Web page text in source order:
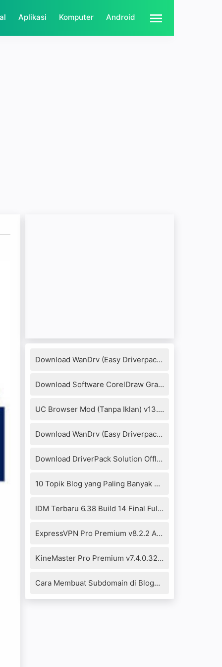
Aplikasi Komputer Android
Download WanDrv (Easy Driverpack) 7.17.1218.3 Full Version
Download Software CorelDraw Graphics Suite X8 + Keygen
UC Browser Mod (Tanpa Iklan) v13.4.0.1306 Apk
Download WanDrv (Easy Driverpack) 6.6.2016.0114
Download DriverPack Solution Offline 17.10.14-20104 Full Version
10 Topik Blog yang Paling Banyak Dikunjungi 2021
IDM Terbaru 6.38 Build 14 Final Full Crack+Patch Fixed
ExpressVPN Pro Premium v8.2.2 Apk
KineMaster Pro Premium v7.4.0.32290.GP Mod Apk (No Watermark)
Cara Membuat Subdomain di Blogger Blogspot dengan mudah